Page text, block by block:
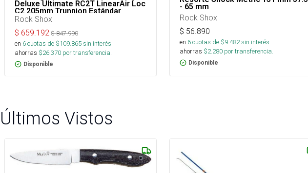
Deluxe Ultimate RC2T LinearAir Loc
C2 205mm Trunnion Estándar
Rock Shox
$ 659.192 $847.990
en 6cuotas de $109.865sin interés
ahorras $26.370 por transferencia.
Disponible
- 65 mm
Rock Shox
$ 56.890
en 6cuotas de $9.482sin interés
ahorras $2.280 por transferencia.
Disponible
Últimos Vistos